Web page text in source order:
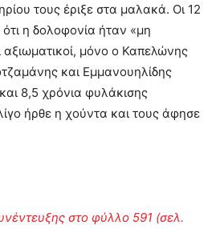
τους έριξε στα μαλακά. Οι 12
η δολοφονία ήταν «μη
μόνο ο Καπελώνης
και Εμμανουηλίδης
8,5 χρόνια φυλάκισης
ήρθε η χούντα και τους άφησε
στο φύλλο 591 (σελ.